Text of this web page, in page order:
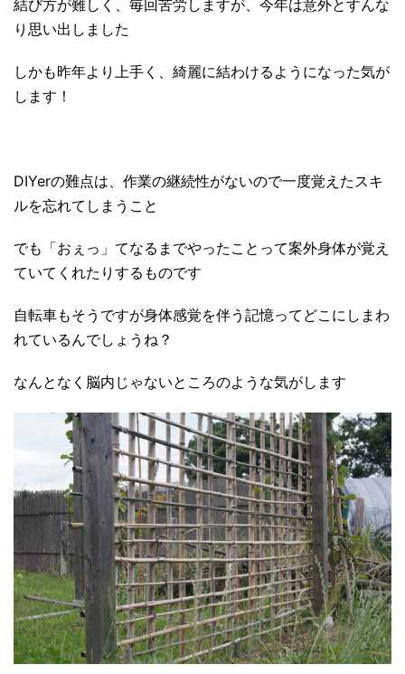
結び方が難しく、毎回苦労しますが、今年は意外とすんな
り思い出しました
しかも昨年より上手く、綺麗に結わけるようになった気が
します！
DIYerの難点は、作業の継続性がないので一度覚えたスキ
ルを忘れてしまうこと
でも「おぇっ」てなるまでやったことって案外身体が覚え
ていてくれたりするものです
自転車もそうですが身体感覚を伴う記憶ってどこにしまわ
れているんでしょうね？
なんとなく脳内じゃないところのような気がします